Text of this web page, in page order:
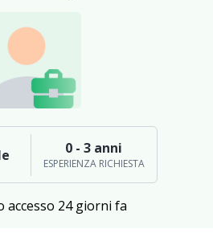
0 - 3 anni
ESPERIENZA RICHIESTA
accesso 24 giorni fa